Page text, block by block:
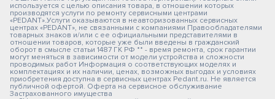
используется с целью описания товара, в отношении которых
производятся услуги по ремонту сервисными центрами
«PEDANT».Услуги оказываются в неавторизованных сервисных
центрах «PEDANT», не связанными с компаниями Правообладателями
товарных знаков и/или с ее официальными представителями в
отношении товаров, которые уже были введены в гражданский
оборот в смысле статьи 1487 ГК РФ ** - время ремонта, срок гарантии
могут меняться в зависимости от модели устройства и сложности
проводимых работ Информация о соответствующих моделях и
комплектациях и их наличии, ценах, возможных выгодах и условиях
приобретения доступна в сервисных центрах Pedant.ru. Не является
публичной офертой. Оферта на сервисное обслуживание
Застрахованного имущества